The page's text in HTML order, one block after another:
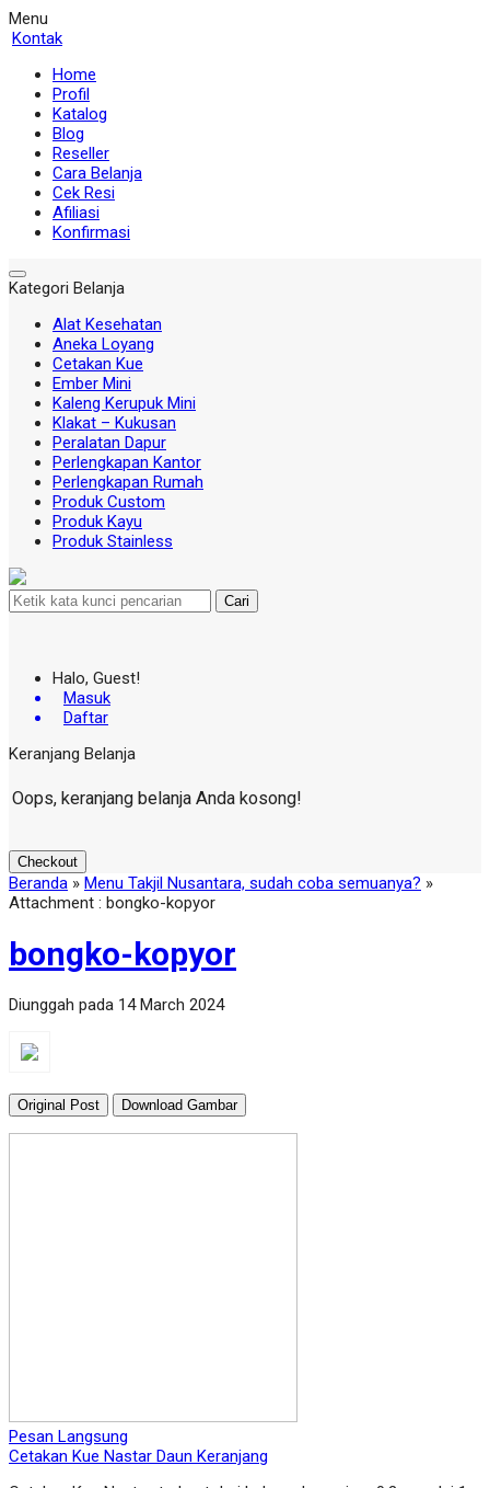
Menu
Kontak
Home
Profil
Katalog
Blog
Reseller
Cara Belanja
Cek Resi
Afiliasi
Konfirmasi
Kategori Belanja
Alat Kesehatan
Aneka Loyang
Cetakan Kue
Ember Mini
Kaleng Kerupuk Mini
Klakat – Kukusan
Peralatan Dapur
Perlengkapan Kantor
Perlengkapan Rumah
Produk Custom
Produk Kayu
Produk Stainless
Cari
Halo, Guest!
Masuk
Daftar
Keranjang Belanja
Oops, keranjang belanja Anda kosong!
Checkout
Beranda » Menu Takjil Nusantara, sudah coba semuanya? »
Attachment : bongko-kopyor
bongko-kopyor
Diunggah pada 14 March 2024
Original Post Download Gambar
Pesan Langsung
Cetakan Kue Nastar Daun Keranjang